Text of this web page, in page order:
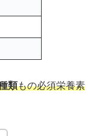
類もの必須栄養素